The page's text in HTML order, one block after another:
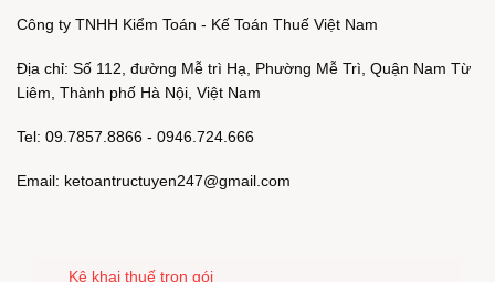
Công ty TNHH Kiểm Toán - Kế Toán Thuế Việt Nam
Địa chỉ: Số 112, đường Mễ trì Hạ, Phường Mễ Trì, Quận Nam Từ
Liêm, Thành phố Hà Nội, Việt Nam
Tel: 09.7857.8866 - 0946.724.666
Email: ketoantructuyen247@gmail.com
Kê khai thuế trọn gói